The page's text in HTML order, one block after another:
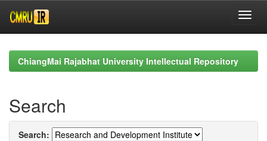
navigationChiangMai Rajabhat University Intellectual Repository
Search
Search: